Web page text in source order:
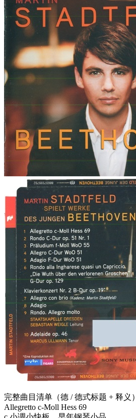
完整曲目清单（德 / 德式标题 + 释义）
Allegretto c-Moll Hess 69